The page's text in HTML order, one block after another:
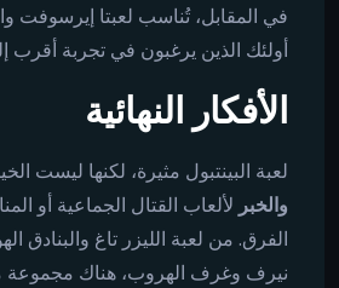
في المقابل، تُناسب لعبتا إيرسوفت
أولئك الذين يرغبون في تجربة أقرب
الأفكار النهائية
لعبة البينتبول مثيرة، لكنها ليست
والخبر لألعاب القتال الجماعية أو
الفرق. من لعبة الليزر تاغ والبنادق
نيرف وغرف الهروب، هناك مجموعة